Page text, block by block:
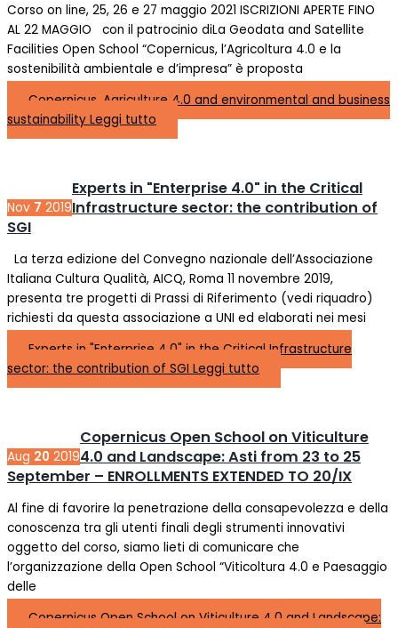
Corso on line, 25, 26 e 27 maggio 2021 ISCRIZIONI APERTE FINO
AL 22 MAGGIO con il patrocinio diLa Geodata and Satellite
Facilities Open School “Copernicus, l’Agricoltura 4.0 e la
sostenibilità ambientale e d’impresa” è proposta
Copernicus, Agriculture 4.0 and environmental and business
sustainability Leggi tutto
Nov 7 2019
Experts in "Enterprise 4.0" in the Critical
Infrastructure sector: the contribution of
SGI
La terza edizione del Convegno nazionale dell’Associazione
Italiana Cultura Qualità, AICQ, Roma 11 novembre 2019,
presenta tre progetti di Prassi di Riferimento (vedi riquadro)
richiesti da questa associazione a UNI ed elaborati nei mesi
Experts in "Enterprise 4.0" in the Critical Infrastructure
sector: the contribution of SGI Leggi tutto
Aug 20 2019
Copernicus Open School on Viticulture
4.0 and Landscape: Asti from 23 to 25
September – ENROLLMENTS EXTENDED TO 20/IX
Al fine di favorire la penetrazione della consapevolezza e della
conoscenza tra gli utenti finali degli strumenti innovativi
oggetto del corso, siamo lieti di comunicare che
l’organizzazione della Open School “Viticoltura 4.0 e Paesaggio
delle
Copernicus Open School on Viticulture 4.0 and Landscape: